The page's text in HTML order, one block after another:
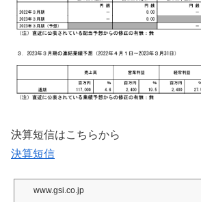
決算短信はこちらから
決算短信
www.gsi.co.jp